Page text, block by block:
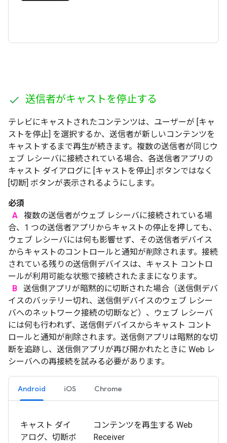
送信者がキャストを停止する
テレビにキャストされたコンテンツは、ユーザーが [キャ
ストを停止] を選択するか、送信者が新しいコンテンツを
キャストするまで再生が続きます。複数の送信者が同じウ
ェブ レシーバに接続されている場合、各送信者アプリの
キャスト ダイアログに [キャストを停止] ボタンではなく
[切断] ボタンが表示されるようにします。
必須
A
複数の送信者がウェブ レシーバに接続されている場
合、1 つの送信者アプリからキャストの停止を押しても、
ウェブ レシーバには何も影響せず、その送信者デバイス
からキャストのコントロールと通知が削除されます。接続
されている残りの送信側デバイスは、キャスト コントロ
ールが利用可能な状態で接続されたままになります。
B
送信側アプリが暗黙的に切断された場合（送信側デバ
イスのバッテリー切れ、送信側デバイスのウェブ レシー
バへのネットワーク接続の切断など）、ウェブ レシーバ
には何も行われず、送信側デバイスからキャスト コント
ロールと通知が削除されます。送信側アプリは暗黙的な切
断を追跡し、送信側アプリが再び開かれたときに Web レ
シーバへの再接続を試みる必要があります。
Android iOS Chrome
キャスト ダイ
アログ、切断ボ
コンテンツを再生する Web
Receiver